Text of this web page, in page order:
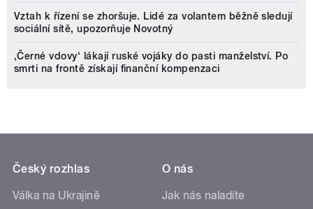
Vztah k řízení se zhoršuje. Lidé za volantem běžně sledují
sociální sítě, upozorňuje Novotný
‚Černé vdovy‘ lákají ruské vojáky do pasti manželství. Po
smrti na frontě získají finanční kompenzaci
Český rozhlas
Válka na Ukrajině
O nás
Jak nás naladíte